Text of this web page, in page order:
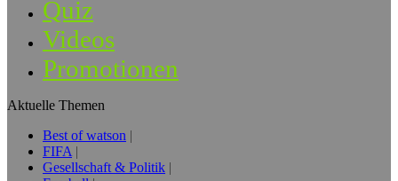
Quiz
Videos
Promotionen
Aktuelle Themen
Best of watson
FIFA
Gesellschaft & Politik